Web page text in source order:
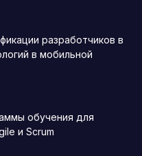
разработчиков в
в мобильной
обучения для
и Scrum